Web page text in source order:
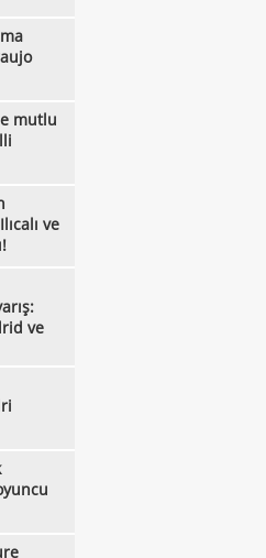
PSG'nin
son
devirdi!
Avrupa
yaptı
Acun
mutlu
ve
ve